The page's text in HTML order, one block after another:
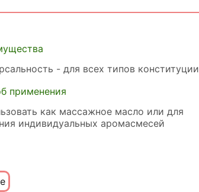
- для всех типов конституции
применения
как массажное масло или для
индивидуальных аромасмесей